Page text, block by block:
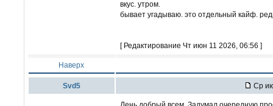
вкус. утром.
бывает угадываю. это отдельный кайф.
[ Редактирование Чт июн 11 2026, 06:56 ]
Наверх
Svd5 Ср